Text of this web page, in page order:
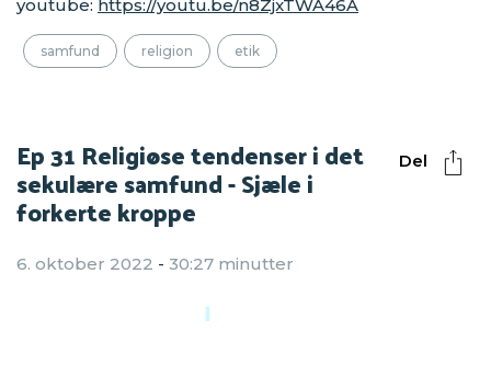
youtube: https://youtu.be/n8ZjxTWA46A
samfund religion etik
Del
Ep 31 Religiøse tendenser i det
sekulære samfund - Sjæle i
forkerte kroppe
6. oktober 2022 - 30:27 minutter